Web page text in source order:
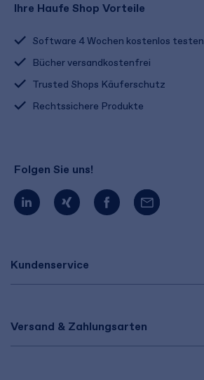
Kundenservice
Versand & Zahlungsarten
Ihre Haufe Shop Vorteile
Software 4 Wochen kostenlos testen
Bücher versandkostenfrei
Trusted Shops Käuferschutz
Rechtssichere Produkte
Folgen Sie uns!